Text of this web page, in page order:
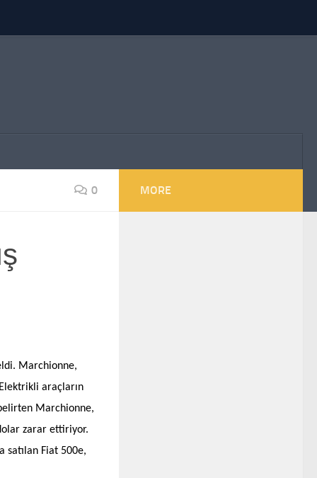
0
Marchionne,
araçların
Marchionne,
zarar ettiriyor.
satılan Fiat 500e,
MORE